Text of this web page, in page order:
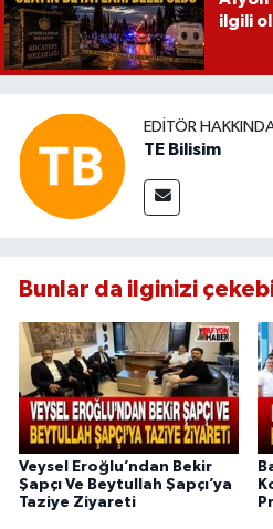
ilgili
EDITÖR
TE Bilisim
Bunlar da ilginizi
Veysel Eroğlu’ndan Bekir
Şapçı Ve Beytullah Şapçı’ya
Taziye Ziyareti